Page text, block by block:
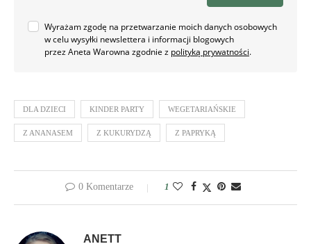
Wyrażam zgodę na przetwarzanie moich danych osobowych
w celu wysyłki newslettera i informacji blogowych
przez Aneta Warowna zgodnie z polityką prywatności.
DLA DZIECI KINDER PARTY WEGETARIAŃSKIE
Z ANANASEM Z KUKURYDZĄ Z PAPRYKĄ
0 Komentarze 1
ANETT